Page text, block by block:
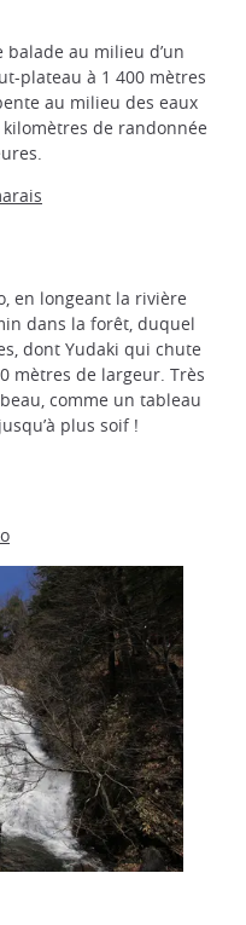
balade au milieu d’un
plateau à 1 400 mètres
au milieu des eaux
de randonnée
en longeant la rivière
dans la forêt, duquel
dont Yudaki qui chute
mètres de largeur. Très
comme un tableau
plus soif !